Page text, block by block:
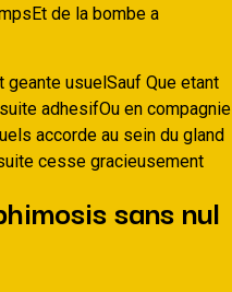
de la bombe a
usuelSauf Que etant
adhesifOu en compagnie
accorde au sein du gland
cesse gracieusement
sans nul